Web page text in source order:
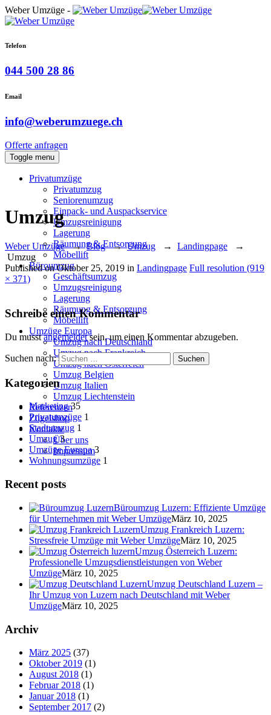
Weber Umzüge -
Telefon
044 500 28 86
Email
info@weberumzuege.ch
Offerte anfragen
Toggle menu
Privatumzüge
Privatumzug
Seniorenumzug
Einpack- und Auspackservice
Umzugsreinigung
Lagerung
Räumung & Entsorgung
Möbellift
Büroumzug
Geschäftsumzug
Umzugsreinigung
Lagerung
Räumung & Entsorgung
Möbellift
Umzüge Europa
Umzug nach Deutschland
Umzug nach Frankreich
Umzug nach Österreich
Umzug Belgien
Umzug Italien
Umzug Liechtenstein
Referenzen
Zügelshop
Kontakte
Über uns
Impressum
Umzug
Weber Umzüge →Blog→Umzug → Landingpage →
Umzug
Published onOktober 25, 2019 in Landingpage Full resolution (919
× 371)
Schreibe einen Kommentar
Du musstangemeldetsein, um einen Kommentar abzugeben.
Suchen nach:
Kategorien
Marketing 35
Privatumzüge 1
Stadtumzug 1
Umzug 3
Umzüge Europa 3
Wohnungsumzüge 1
Recent posts
Büroumzug Luzern: Effiziente Umzüge
für Unternehmen mit Weber UmzügeMärz 10, 2025
Umzug Frankreich Luzern:
Stressfreie Umzüge mit Weber UmzügeMärz 10, 2025
Umzug Österreich Luzern:
Professionelle Umzugsdienstleistungen von Weber
UmzügeMärz 10, 2025
Umzug Deutschland Luzern –
Ihr Umzug von Luzern nach Deutschland mit Weber
UmzügeMärz 10, 2025
Archiv
März 2025 (37)
Oktober 2019 (1)
August 2018 (1)
Februar 2018 (1)
Januar 2018 (1)
September 2017 (2)